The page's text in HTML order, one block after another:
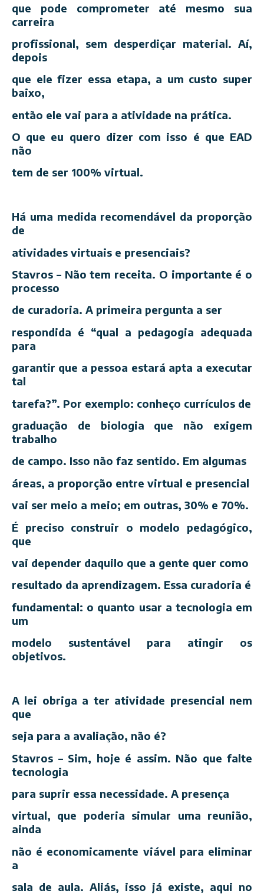
que pode comprometer até mesmo sua
carreira
profissional, sem desperdiçar material. Aí,
depois
que ele fizer essa etapa, a um custo super
baixo,
então ele vai para a atividade na prática.
O que eu quero dizer com isso é que EAD
não
tem de ser 100% virtual.
Há uma medida recomendável da proporção
de
atividades virtuais e presenciais?
Stavros – Não tem receita. O importante é o
processo
de curadoria. A primeira pergunta a ser
respondida é “qual a pedagogia adequada
para
garantir que a pessoa estará apta a executar
tal
tarefa?”. Por exemplo: conheço currículos de
graduação de biologia que não exigem
trabalho
de campo. Isso não faz sentido. Em algumas
áreas, a proporção entre virtual e presencial
vai ser meio a meio; em outras, 30% e 70%.
É preciso construir o modelo pedagógico,
que
vai depender daquilo que a gente quer como
resultado da aprendizagem. Essa curadoria é
fundamental: o quanto usar a tecnologia em
um
modelo sustentável para atingir os
objetivos.
A lei obriga a ter atividade presencial nem
que
seja para a avaliação, não é?
Stavros – Sim, hoje é assim. Não que falte
tecnologia
para suprir essa necessidade. A presença
virtual, que poderia simular uma reunião,
ainda
não é economicamente viável para eliminar
a
sala de aula. Aliás, isso já existe, aqui no